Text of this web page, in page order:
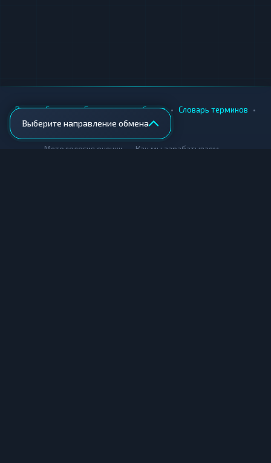
Выберите направление обмена
Вики • Города • Безопасность обмена • Словарь терминов •
AML-проверка
Методология оценки Как мы зарабатываем